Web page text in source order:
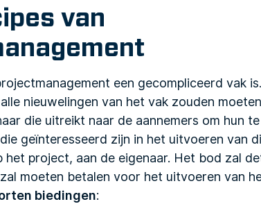
van
een gecompliceerd vak
nieuwelingen van het vak zouden
die uitreikt naar de aannemers om hun
geïnteresseerd zijn in het uitvoeren van
project, aan de eigenaar. Het bod zal
moeten betalen voor het uitvoeren van
biedingen: